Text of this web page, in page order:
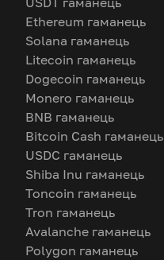
Ethereum гаманець
Solana гаманець
Litecoin гаманець
Dogecoin гаманець
Monero гаманець
BNB гаманець
Bitcoin Cash гаманець
USDC гаманець
Shiba Inu гаманець
Toncoin гаманець
Tron гаманець
Avalanche гаманець
Polygon гаманець